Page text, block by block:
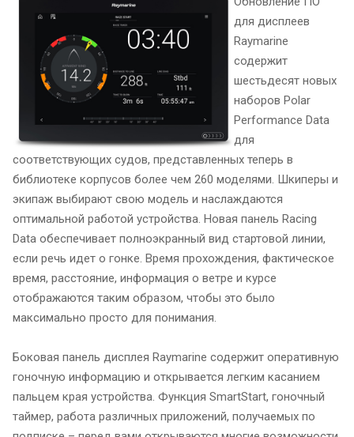
для дисплеев
Raymarine
содержит
шестьдесят новых
наборов Polar
Performance Data
для
соответствующих судов, представленных теперь в
библиотеке корпусов более чем 260 моделями. Шкиперы и
экипаж выбирают свою модель и наслаждаются
оптимальной работой устройства. Новая панель Racing
Data обеспечивает полноэкранный вид стартовой линии,
если речь идет о гонке. Время прохождения, фактическое
время, расстояние, информация о ветре и курсе
отображаются таким образом, чтобы это было
максимально просто для понимания.
Боковая панель дисплея Raymarine содержит оперативную
гоночную информацию и открывается легким касанием
пальцем края устройства. Функция SmartStart, гоночный
таймер, работа различных приложений, получаемых по